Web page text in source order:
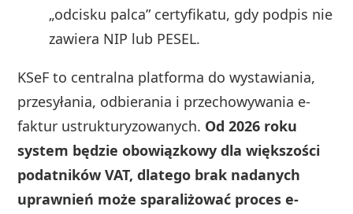
„odcisku palca” certyfikatu, gdy podpis nie
zawiera NIP lub PESEL.
KSeF to centralna platforma do wystawiania,
przesyłania, odbierania i przechowywania e-
faktur ustrukturyzowanych. Od 2026 roku
system będzie obowiązkowy dla większości
podatników VAT, dlatego brak nadanych
uprawnień może sparaliżować proces e-